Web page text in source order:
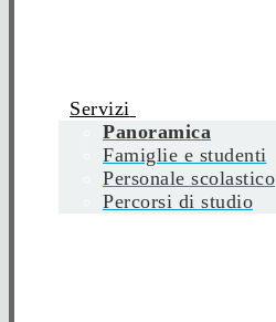
Servizi
Panoramica
Famiglie e studenti
Personale scolastico
Percorsi di studio